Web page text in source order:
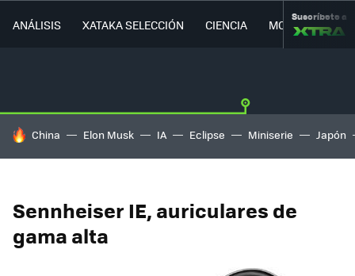
ANÁLISIS XATAKA SELECCIÓN CIENCIA MOVILIDAD
Suscríbete a
HOY SE HABLA DE
China Elon Musk IA Eclipse Miniserie Japón
Sennheiser IE, auriculares de
gama alta